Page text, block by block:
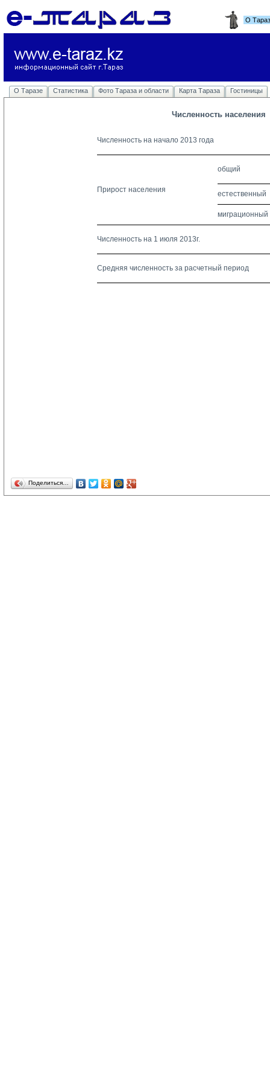
О
О Таразе Статистика Фото Тараза и области Карта Тараза Гостиницы
Численность населения
Численность на начало 2013 года
Прирост населения
общий
естественный
миграционный
Численность на 1 июля 2013г.
Средняя численность за расчетный период
Поделиться…